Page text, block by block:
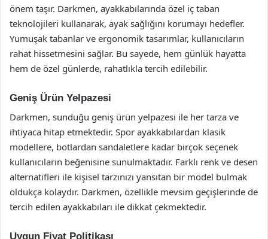
önem taşır. Darkmen, ayakkabılarında özel iç taban
teknolojileri kullanarak, ayak sağlığını korumayı hedefler.
Yumuşak tabanlar ve ergonomik tasarımlar, kullanıcıların
rahat hissetmesini sağlar. Bu sayede, hem günlük hayatta
hem de özel günlerde, rahatlıkla tercih edilebilir.
Geniş Ürün Yelpazesi
Darkmen, sunduğu geniş ürün yelpazesi ile her tarza ve
ihtiyaca hitap etmektedir. Spor ayakkabılardan klasik
modellere, botlardan sandaletlere kadar birçok seçenek
kullanıcıların beğenisine sunulmaktadır. Farklı renk ve desen
alternatifleri ile kişisel tarzınızı yansıtan bir model bulmak
oldukça kolaydır. Darkmen, özellikle mevsim geçişlerinde de
tercih edilen ayakkabıları ile dikkat çekmektedir.
Uygun Fiyat Politikası